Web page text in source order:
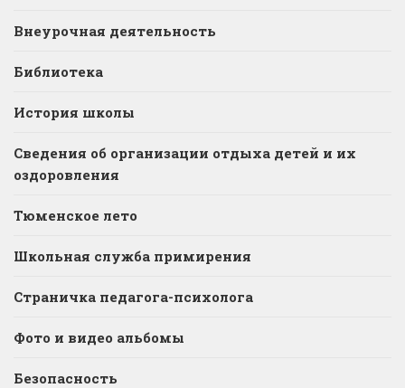
Внеурочная деятельность
Библиотека
История школы
Сведения об организации отдыха детей и их
оздоровления
Тюменское лето
Школьная служба примирения
Страничка педагога-психолога
Фото и видео альбомы
Безопасность